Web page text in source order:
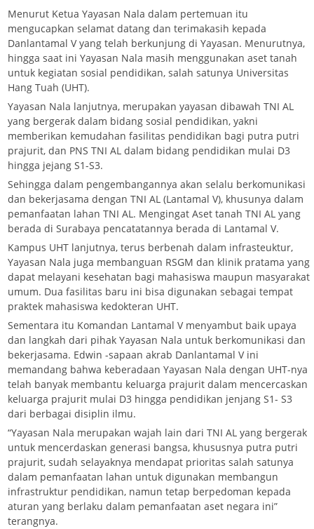
Menurut Ketua Yayasan Nala dalam pertemuan itu
mengucapkan selamat datang dan terimakasih kepada
Danlantamal V yang telah berkunjung di Yayasan. Menurutnya,
hingga saat ini Yayasan Nala masih menggunakan aset tanah
untuk kegiatan sosial pendidikan, salah satunya Universitas
Hang Tuah (UHT).
Yayasan Nala lanjutnya, merupakan yayasan dibawah TNI AL
yang bergerak dalam bidang sosial pendidikan, yakni
memberikan kemudahan fasilitas pendidikan bagi putra putri
prajurit, dan PNS TNI AL dalam bidang pendidikan mulai D3
hingga jejang S1-S3.
Sehingga dalam pengembangannya akan selalu berkomunikasi
dan bekerjasama dengan TNI AL (Lantamal V), khusunya dalam
pemanfaatan lahan TNI AL. Mengingat Aset tanah TNI AL yang
berada di Surabaya pencatatannya berada di Lantamal V.
Kampus UHT lanjutnya, terus berbenah dalam infrasteuktur,
Yayasan Nala juga membanguan RSGM dan klinik pratama yang
dapat melayani kesehatan bagi mahasiswa maupun masyarakat
umum. Dua fasilitas baru ini bisa digunakan sebagai tempat
praktek mahasiswa kedokteran UHT.
Sementara itu Komandan Lantamal V menyambut baik upaya
dan langkah dari pihak Yayasan Nala untuk berkomunikasi dan
bekerjasama. Edwin -sapaan akrab Danlantamal V ini
memandang bahwa keberadaan Yayasan Nala dengan UHT-nya
telah banyak membantu keluarga prajurit dalam mencercaskan
keluarga prajurit mulai D3 hingga pendidikan jenjang S1- S3
dari berbagai disiplin ilmu.
“Yayasan Nala merupakan wajah lain dari TNI AL yang bergerak
untuk mencerdaskan generasi bangsa, khususnya putra putri
prajurit, sudah selayaknya mendapat prioritas salah satunya
dalam pemanfaatan lahan untuk digunakan membangun
infrastruktur pendidikan, namun tetap berpedoman kepada
aturan yang berlaku dalam pemanfaatan aset negara ini”
terangnya.